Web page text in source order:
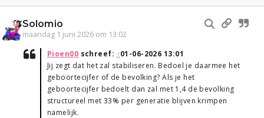
Solomio
maandag 1 juni 2026 om 13:02
Pioen00 schreef: ↑01-06-2026 13:01
Jij zegt dat het zal stabiliseren. Bedoel je daarmee het
geboortecijfer of de bevolking? Als je het
geboortecijfer bedoelt dan zal met 1,4 de bevolking
structureel met 33% per generatie blijven krimpen
namelijk.